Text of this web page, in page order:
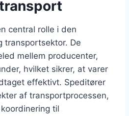
central rolle i den
transportsektor. De
mellem producenter,
hvilket sikrer, at varer
effektivt. Speditører
af transportprocessen,
til